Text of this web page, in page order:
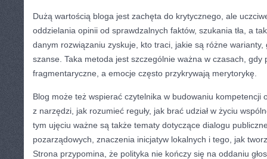
Dużą wartością bloga jest zachęta do krytycznego, ale
oddzielania opinii od sprawdzalnych faktów, szukania tła, a
danym rozwiązaniu zyskuje, kto traci, jakie są różne
szanse. Taka metoda jest szczególnie ważna w czasach, gdy
fragmentaryczne, a emocje często przykrywają merytorykę.
Blog może też wspierać czytelnika w budowaniu kompetencji
z narzędzi, jak rozumieć reguły, jak brać udział w życiu
tym ujęciu ważne są także tematy dotyczące dialogu
pozarządowych, znaczenia inicjatyw lokalnych i tego, jak
Strona przypomina, że polityka nie kończy się na oddaniu